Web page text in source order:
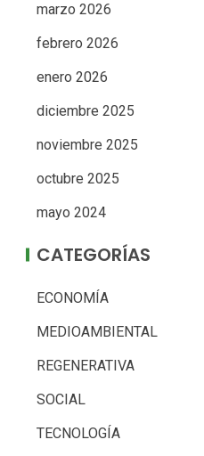
marzo 2026
febrero 2026
enero 2026
diciembre 2025
noviembre 2025
octubre 2025
mayo 2024
CATEGORÍAS
ECONOMÍA
MEDIOAMBIENTAL
REGENERATIVA
SOCIAL
TECNOLOGÍA